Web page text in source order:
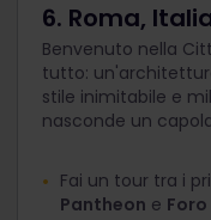
6. Roma,
Benvenuto nella
tutto:
stile inimitabile e
nasconde un
Fai un tour tra i
Pantheon e